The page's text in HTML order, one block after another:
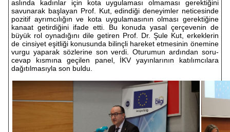
aslında kadınlar için kota uygulaması olmaması gerektiğini
savunarak başlayan Prof. Kut, edindiği deneyimler neticesinde
pozitif ayrımcılığın ve kota uygulamasının olması gerektiğine
kanaat getirdiğini ifade etti. Bu konuda yasal çerçevenin de
büyük rol oynadığını dile getiren Prof. Dr. Şule Kut, erkeklerin
de cinsiyet eşitliği konusunda bilinçli hareket etmesinin önemine
vurgu yaparak sözlerine son verdi. Oturumun ardından soru-
cevap kısmına geçilen panel, İKV yayınlarının katılımcılara
dağıtılmasıyla son buldu.